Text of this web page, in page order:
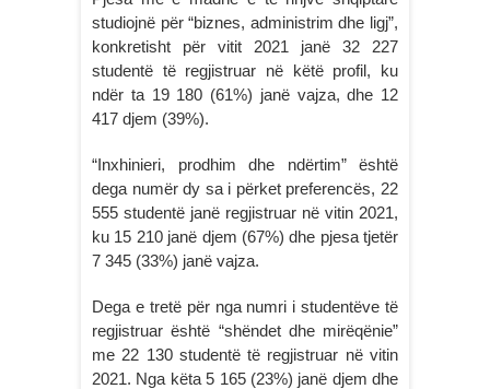
studiojnë për “biznes, administrim dhe ligj”,
konkretisht për vitit 2021 janë 32 227
studentë të regjistruar në këtë profil, ku
ndër ta 19 180 (61%) janë vajza, dhe 12
417 djem (39%).
“Inxhinieri, prodhim dhe ndërtim” është
dega numër dy sa i përket preferencës, 22
555 studentë janë regjistruar në vitin 2021,
ku 15 210 janë djem (67%) dhe pjesa tjetër
7 345 (33%) janë vajza.
Dega e tretë për nga numri i studentëve të
regjistruar është “shëndet dhe mirëqënie”
me 22 130 studentë të regjistruar në vitin
2021. Nga këta 5 165 (23%) janë djem dhe